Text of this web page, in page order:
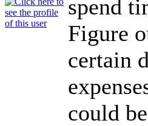
spend
Figure
certain
could